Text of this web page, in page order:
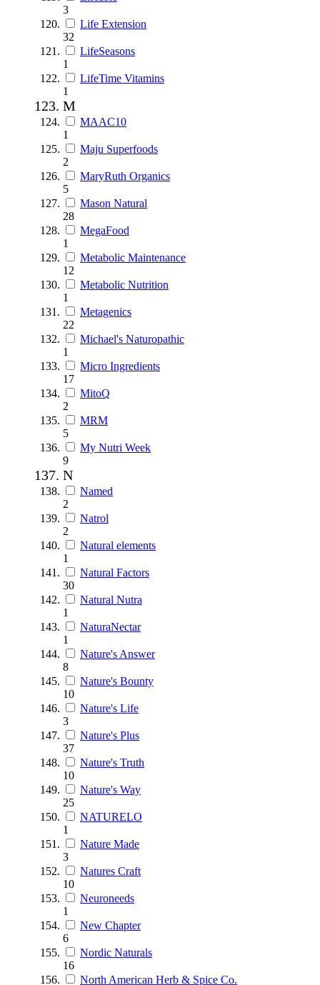
3
Life Extension
32
LifeSeasons
1
LifeTime Vitamins
1
M
MAAC10
1
Maju Superfoods
2
MaryRuth Organics
5
Mason Natural
28
MegaFood
1
Metabolic Maintenance
12
Metabolic Nutrition
1
Metagenics
22
Michael's Naturopathic
1
Micro Ingredients
17
MitoQ
2
MRM
5
My Nutri Week
9
N
Named
2
Natrol
2
Natural elements
1
Natural Factors
30
Natural Nutra
1
NaturaNectar
1
Nature's Answer
8
Nature's Bounty
10
Nature's Life
3
Nature's Plus
37
Nature's Truth
10
Nature's Way
25
NATURELO
1
Nature Made
3
Natures Craft
10
Neuroneeds
1
New Chapter
6
Nordic Naturals
16
North American Herb & Spice Co.